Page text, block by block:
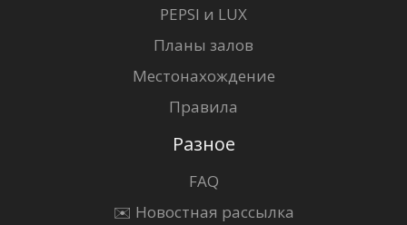
PEPSI и LUX
Планы залов
Местонахождение
Правила
Разное
FAQ
✉️ Новостная рассылка